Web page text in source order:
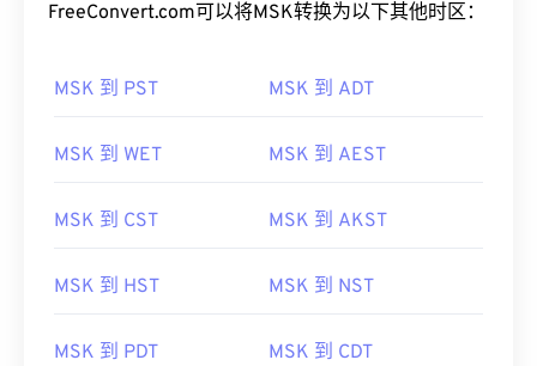
FreeConvert.com可以将MSK转换为以下其他时区：
MSK 到 PST MSK 到 ADT
MSK 到 WET MSK 到 AEST
MSK 到 CST MSK 到 AKST
MSK 到 HST MSK 到 NST
MSK 到 PDT MSK 到 CDT